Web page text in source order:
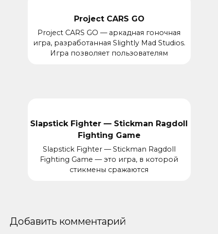
Project CARS GO
Project CARS GO — аркадная гоночная
игра, разработанная Slightly Mad Studios.
Игра позволяет пользователям
Slapstick Fighter — Stickman Ragdoll
Fighting Game
Slapstick Fighter — Stickman Ragdoll
Fighting Game — это игра, в которой
стикмены сражаются
Добавить комментарий